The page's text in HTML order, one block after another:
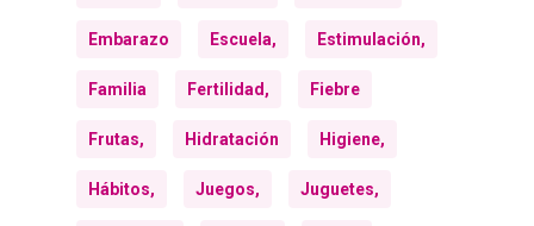
Embarazo Escuela, Estimulación,
Familia Fertilidad, Fiebre
Frutas, Hidratación Higiene,
Hábitos, Juegos, Juguetes,